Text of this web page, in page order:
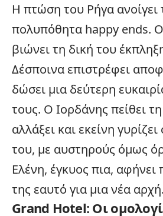
Η πτώση του Ρήγα ανοίγει
πολυπόθητα happy ends.
βιώνει τη δική του
Δέσποινα επιστρέφει
δώσει μια δεύτερη
τους. Ο Ιορδάνης πείθει
αλλάξει και εκείνη
του, με αυστηρούς όμως
Ελένη, έγκυος πια,
της εαυτό για μια νέα αρχή.
Grand Hotel: Οι